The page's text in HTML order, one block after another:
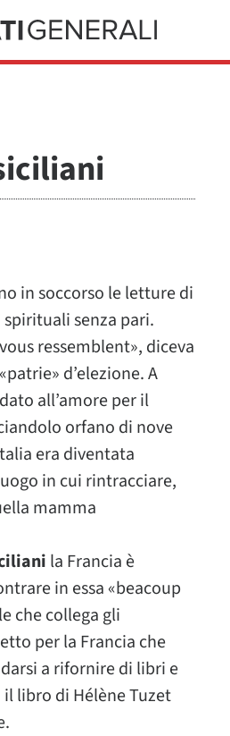
in soccorso le letture di
senza pari.
ressemblent», diceva
d’elezione. A
all’amore per il
orfano di nove
era diventata
in cui rintracciare,
mamma
la Francia è
in essa «beacoup
che collega gli
per la Francia che
a rifornire di libri e
libro di Hélène Tuzet